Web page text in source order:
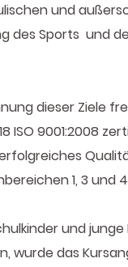
und
des Sports und
dieser Ziele
ISO 9001:2008
1, 3 und
und
wurde das